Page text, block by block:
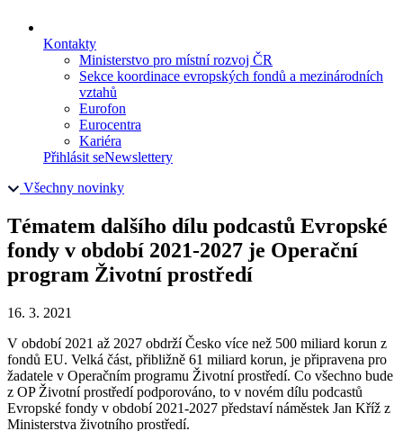
Kontakty
Ministerstvo pro místní rozvoj ČR
Sekce koordinace evropských fondů a mezinárodních
vztahů
Eurofon
Eurocentra
Kariéra
Přihlásit seNewslettery
Všechny novinky
Tématem dalšího dílu podcastů Evropské
fondy v období 2021-2027 je Operační
program Životní prostředí
16. 3. 2021
V období 2021 až 2027 obdrží Česko více než 500 miliard korun z
fondů EU. Velká část, přibližně 61 miliard korun, je připravena pro
žadatele v Operačním programu Životní prostředí. Co všechno bude
z OP Životní prostředí podporováno, to v novém dílu podcastů
Evropské fondy v období 2021-2027 představí náměstek Jan Kříž z
Ministerstva životního prostředí.